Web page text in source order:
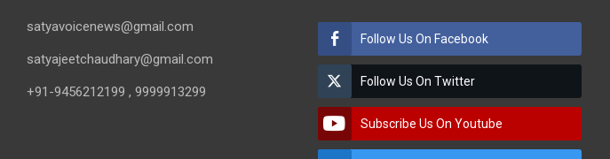
satyavoicenews@gmail.com
satyajeetchaudhary@gmail.com
+91-9456212199 , 9999913299
Follow Us On Facebook
Follow Us On Twitter
Subscribe Us On Youtube